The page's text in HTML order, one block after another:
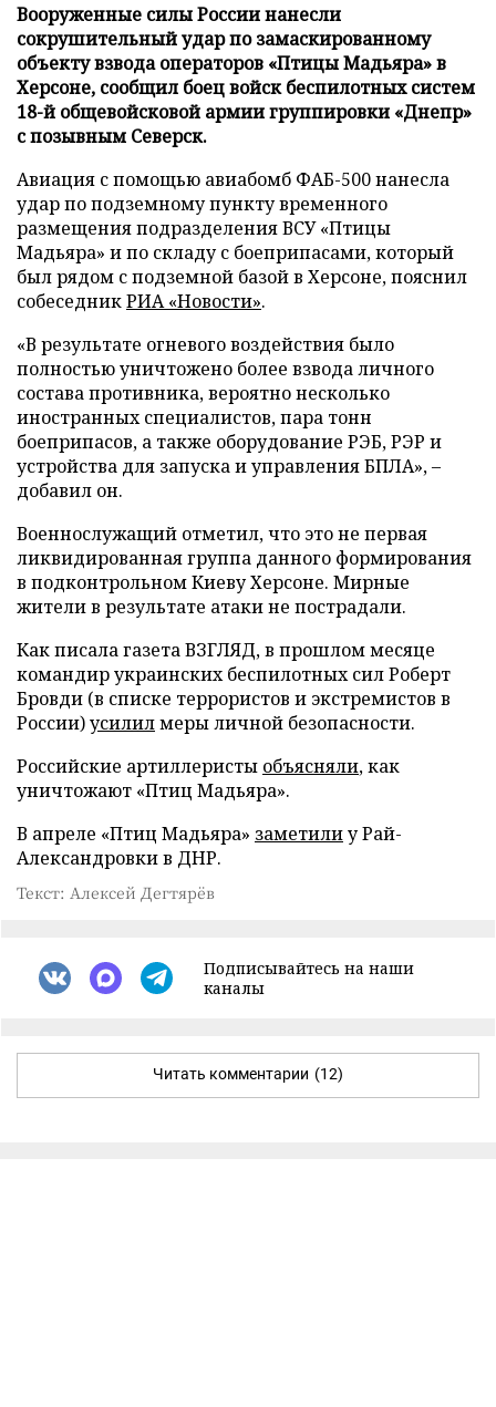
Вооруженные силы России нанесли
сокрушительный удар по замаскированному
объекту взвода операторов «Птицы Мадьяра» в
Херсоне, сообщил боец войск беспилотных систем
18-й общевойсковой армии группировки «Днепр»
с позывным Северск.
Авиация с помощью авиабомб ФАБ-500 нанесла
удар по подземному пункту временного
размещения подразделения ВСУ «Птицы
Мадьяра» и по складу с боеприпасами, который
был рядом с подземной базой в Херсоне, пояснил
собеседникРИА «Новости».
«В результате огневого воздействия было
полностью уничтожено более взвода личного
состава противника, вероятно несколько
иностранных специалистов, пара тонн
боеприпасов, а также оборудование РЭБ, РЭР и
устройства для запуска и управления БПЛА», –
добавил он.
Военнослужащий отметил, что это не первая
ликвидированная группа данного формирования
в подконтрольном Киеву Херсоне. Мирные
жители в результате атаки не пострадали.
Как писала газета ВЗГЛЯД, в прошлом месяце
командир украинских беспилотных сил Роберт
Бровди (в списке террористов и экстремистов в
России)усилилмеры личной безопасности.
Российские артиллеристы объясняли, как
уничтожают «Птиц Мадьяра».
В апреле «Птиц Мадьяра» заметилиу Рай-
Александровки в ДНР.
Текст: Алексей Дегтярёв
Подписывайтесь на наши
каналы
Читать комментарии (12)